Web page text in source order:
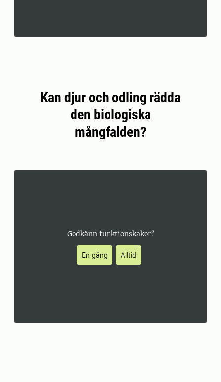
Kan djur och odling rädda
den biologiska
mångfalden?
Godkänn funktionskakor?
En gång Alltid